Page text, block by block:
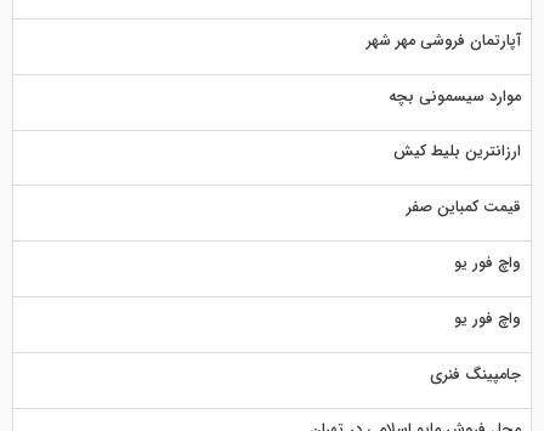
آپارتمان فروشی مهر شهر
موارد سیسمونی بچه
ارزانترین بلیط کیش
قیمت کمباین صفر
واچ فور یو
واچ فور یو
جامپینگ فنری